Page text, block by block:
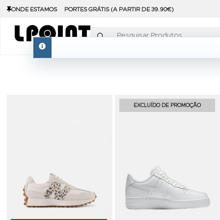
ONDE ESTAMOS PORTES GRÁTIS (A PARTIR DE 39.90€)
Pesquisar Produtos
info
Adicionar aos Favoritos
EXCLUÍDO DE PROMOÇÃO